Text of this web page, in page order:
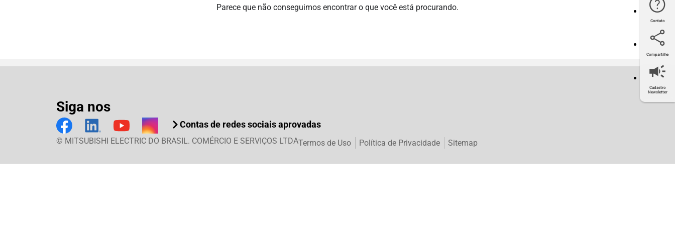
Parece que não conseguimos encontrar o que você está procurando.
Contato
Compartilhe
Cadastro
Newsletter
Siga nos
Contas de redes sociais aprovadas
© MITSUBISHI ELECTRIC DO BRASIL. COMÉRCIO E SERVIÇOS LTDATermos de Uso Política de Privacidade Sitemap